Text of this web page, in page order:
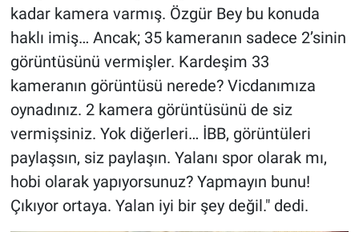
kadar kamera varmış. Özgür Bey bu konuda
haklı imiş… Ancak; 35 kameranın sadece 2’sinin
görüntüsünü vermişler. Kardeşim 33
kameranın görüntüsü nerede? Vicdanımıza
oynadınız. 2 kamera görüntüsünü de siz
vermişsiniz. Yok diğerleri… İBB, görüntüleri
paylaşsın, siz paylaşın. Yalanı spor olarak mı,
hobi olarak yapıyorsunuz? Yapmayın bunu!
Çıkıyor ortaya. Yalan iyi bir şey değil." dedi.